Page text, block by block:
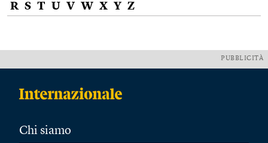
R S T U V W X Y Z
PUBBLICITÀ
Chi siamo